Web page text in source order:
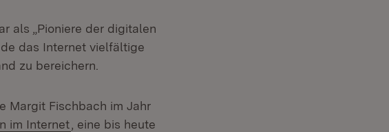
als „Pioniere der digitalen
das Internet vielfältige
zu bereichern.
Margit Fischbach im Jahr
im Internet (Öffnet in neuem Fenster)
, eine bis heute